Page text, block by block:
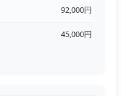
92,000円
45,000円